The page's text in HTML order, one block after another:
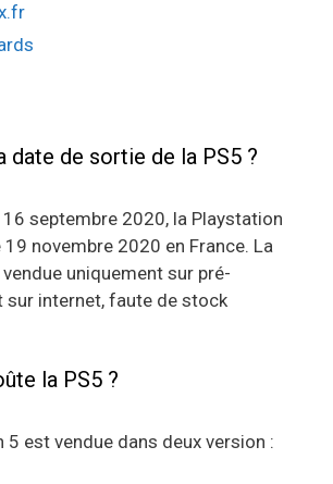
date de sortie de la PS5 ?
septembre 2020, la Playstation
novembre 2020 en France. La
uniquement sur pré-
sur internet, faute de stock
la PS5 ?
5 est vendue dans deux version :